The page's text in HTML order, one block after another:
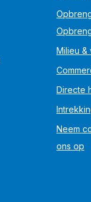
Milieu &
Directe
Neem
ons op